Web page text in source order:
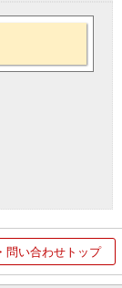
問い合わせトップ